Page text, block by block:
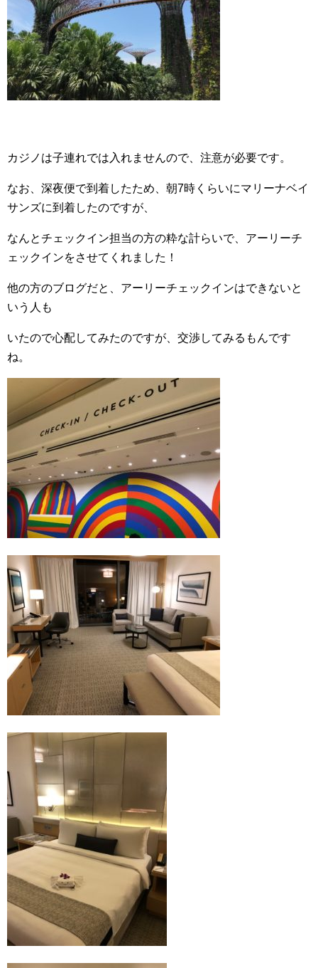
カジノは子連れでは入れませんので、注意が必要です。
なお、深夜便で到着したため、朝7時くらいにマリーナベイ
サンズに到着したのですが、
なんとチェックイン担当の方の粋な計らいで、アーリーチ
ェックインをさせてくれました！
他の方のブログだと、アーリーチェックインはできないと
いう人も
いたので心配してみたのですが、交渉してみるもんです
ね。